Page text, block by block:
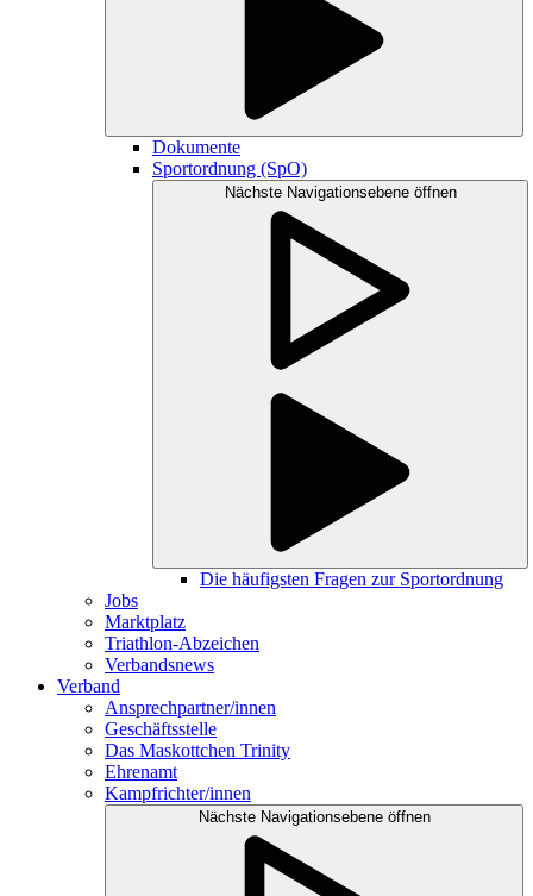
Dokumente
Sportordnung (SpO)
Nächste Navigationsebene öffnen
Die häufigsten Fragen zur Sportordnung
Jobs
Marktplatz
Triathlon-Abzeichen
Verbandsnews
Verband
Ansprechpartner/innen
Geschäftsstelle
Das Maskottchen Trinity
Ehrenamt
Kampfrichter/innen
Nächste Navigationsebene öffnen